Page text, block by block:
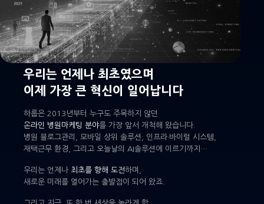
우리는 언제나 최초였으며
이제 가장 큰 혁신이 일어납니다
하룹은 2013년부터 누구도 주목하지 않던
온라인 병원마케팅 분야를 가장 앞서 개척해 왔습니다.
병원 블로그관리, 모바일 상위 솔루션, 인프라·바이럴 시스템,
재택근무 환경, 그리고 오늘날의 AI솔루션에 이르기까지…
우리는 언제나 최초를 향해 도전하며,
새로운 미래를 열어가는 출발점이 되어 왔죠.